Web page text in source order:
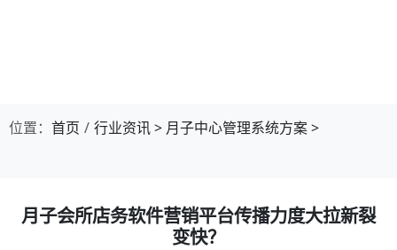
位置： 首页 行业资讯> 月子中心管理系统方案>
月子会所店务软件营销平台传播力度大拉新裂
变快？